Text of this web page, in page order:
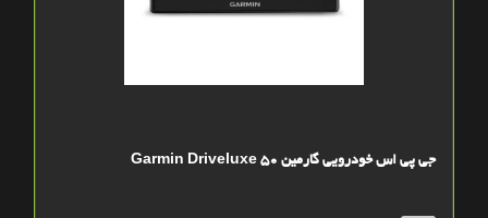
جی پی اس خودرویی گارمین Garmin Driveluxe 50